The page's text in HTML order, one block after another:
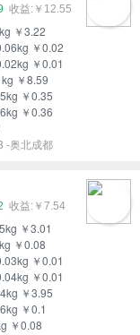
￥12.55
￥3.22
￥0.02
￥0.01
￥8.59
￥0.35
￥0.36
-奥北成都
￥7.54
￥3.01
￥0.08
￥0.01
￥0.01
￥3.95
￥0.1
￥0.08